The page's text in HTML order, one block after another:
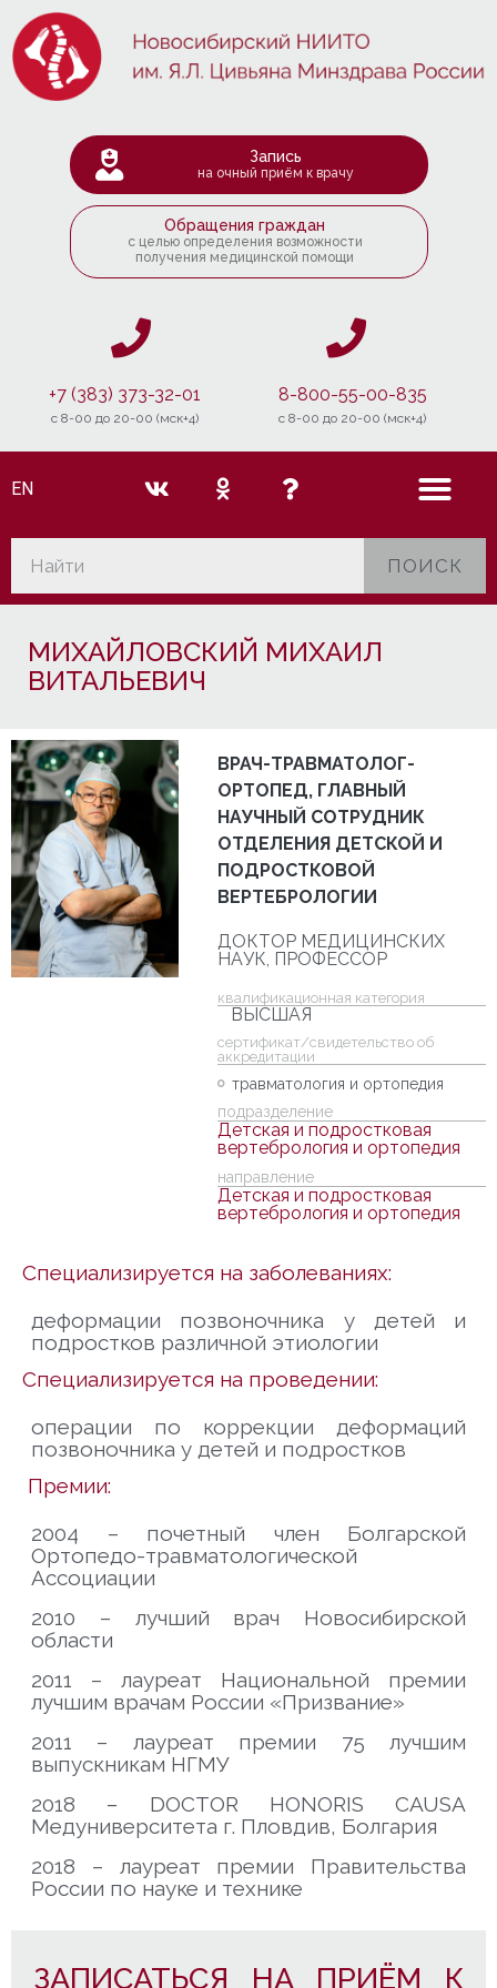
Запись
на очный приём к врачу
Обращения граждан
с целью определения возможности
получения медицинской помощи
+7 (383) 373-32-01
c 8-00 до 20-00 (мск+4)
8-800-55-00-835
c 8-00 до 20-00 (мск+4)
EN
ПОИСК
МИХАЙЛОВСКИЙ МИХАИЛ
ВИТАЛЬЕВИЧ
ВРАЧ-ТРАВМАТОЛОГ-
ОРТОПЕД, ГЛАВНЫЙ
НАУЧНЫЙ СОТРУДНИК
ОТДЕЛЕНИЯ ДЕТСКОЙ И
ПОДРОСТКОВОЙ
ВЕРТЕБРОЛОГИИ
ДОКТОР МЕДИЦИНСКИХ
НАУК, ПРОФЕССОР
квалификационная категория
ВЫСШАЯ
cертификат/свидетельство об
аккредитации
травматология и ортопедия
подразделение
Детская и подростковая
вертебрология и ортопедия
направление
Детская и подростковая
вертебрология и ортопедия
Специализируется на заболеваниях:
деформации позвоночника у детей и
подростков различной этиологии
Специализируется на проведении:
операции по коррекции деформаций
позвоночника у детей и подростков
Премии:
2004 – почетный член Болгарской
Ортопедо-травматологической
Ассоциации
2010 – лучший врач Новосибирской
области
2011 – лауреат Национальной премии
лучшим врачам России «Призвание»
2011 – лауреат премии 75 лучшим
выпускникам НГМУ
2018 – DOCTOR HONORIS CAUSA
Медуниверситета г. Пловдив, Болгария
2018 – лауреат премии Правительства
России по науке и технике
ЗАПИСАТЬСЯ НА ПРИЁМ К